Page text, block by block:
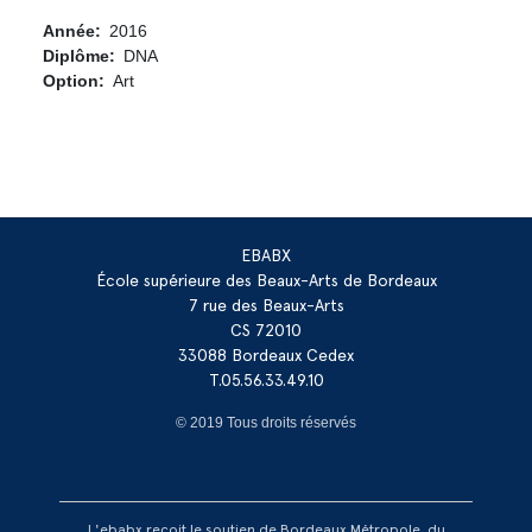
Année
2016
Diplôme
DNA
Option
Art
EBABX
École supérieure des Beaux-Arts de Bordeaux
7 rue des Beaux-Arts
CS 72010
33088 Bordeaux Cedex
T.05.56.33.49.10
© 2019 Tous droits réservés